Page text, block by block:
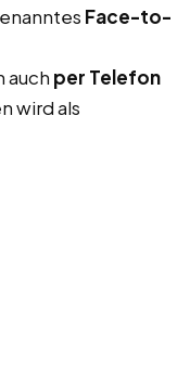
Face-to-
auch per Telefon
wird als